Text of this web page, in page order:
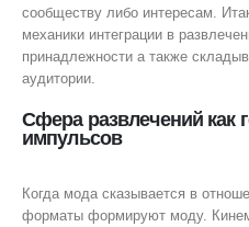
сообществу либо интересам.
механики интеграции в
принадлежности а также
аудитории.
Сфера развлечений как
импульсов
Когда мода сказывается в
форматы формируют моду.